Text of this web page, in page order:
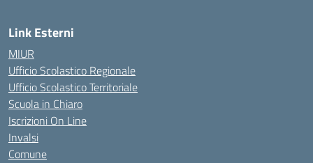
Link Esterni
MIUR
Ufficio Scolastico Regionale
Ufficio Scolastico Territoriale
Scuola in Chiaro
Iscrizioni On Line
Invalsi
Comune